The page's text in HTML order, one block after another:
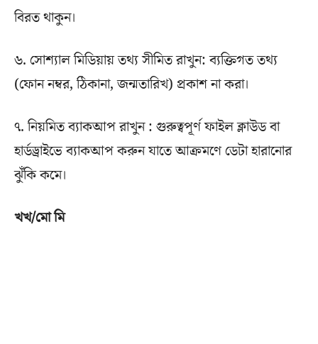
বিরত থাকুন।
৬. সোশ্যাল মিডিয়ায় তথ্য সীমিত রাখুন: ব্যক্তিগত তথ্য
(ফোন নম্বর, ঠিকানা, জন্মতারিখ) প্রকাশ না করা।
৭. নিয়মিত ব্যাকআপ রাখুন : গুরুত্বপূর্ণ ফাইল ক্লাউড বা
হার্ডড্রাইভে ব্যাকআপ করুন যাতে আক্রমণে ডেটা হারানোর
ঝুঁকি কমে।
খখ/মো মি